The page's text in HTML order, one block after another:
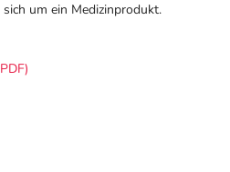
um ein Medizinprodukt.